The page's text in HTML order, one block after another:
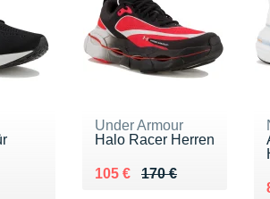
Under Armour
Halo Racer Herren
170 €
Au lieu de 170 €
105 €
Vendu 105 €